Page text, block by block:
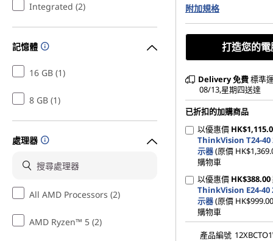
Integrated (2)
記憶體
16 GB (1)
8 GB (1)
處理器
All AMD Processors (2)
AMD Ryzen™ 5 (2)
附加規格
打造您的電
Delivery免費標準
08/13,星期四送達
已折扣的加購商品
以優惠價
ThinkVision T24-40
示器(原價
購物車
以優惠價 HK$388.00
ThinkVision E24-40
示器(原價
購物車
產品編號